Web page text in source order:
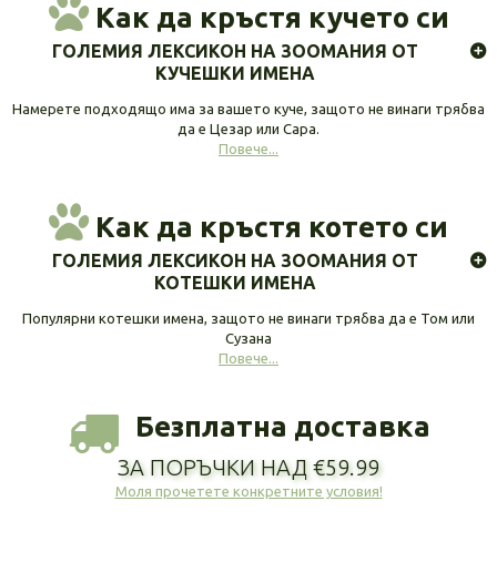
Как да кръстя кучето си
ГОЛЕМИЯ ЛЕКСИКОН НА ЗООМАНИЯ ОТ
КУЧЕШКИ ИМЕНА
Намерете подходящо има за вашето куче, защото не винаги трябва
да е Цезар или Сара.
Повече...
Как да кръстя котето си
ГОЛЕМИЯ ЛЕКСИКОН НА ЗООМАНИЯ ОТ
КОТЕШКИ ИМЕНА
Популярни котешки имена, защото не винаги трябва да е Том или
Сузана
Повече...
Безплатна доставка
ЗА ПОРЪЧКИ НАД €59.99
Моля прочетете конкретните условия!